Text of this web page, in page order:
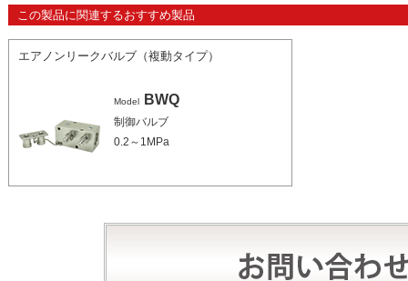
この製品に関連するおすすめ製品
エアノンリークバルブ（複動タイプ）
Model BWQ
制御バルブ
0.2～1MPa